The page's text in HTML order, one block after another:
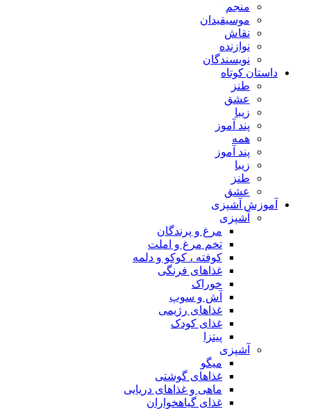
منجم
موسیقیدان
نقاش
نوازنده
نویسندگان
داستان کوتاه
طنز
عشق
زیبا
پند آموز
همه
پند آموز
زیبا
طنز
عشق
آموزش آشپزی
آشپزی
مرغ و پرندگان
تخم مرغ و املت
کوفته ، کوکو و دلمه
غذاهای فرنگی
خوراک
آش و سوپ
غذاهای رژیمی
غذای کودک
پیتزا
آشپزی
میگو
غذاهای گوشتی
ماهی و غذاهای دریایی
غذای گیاهخواران